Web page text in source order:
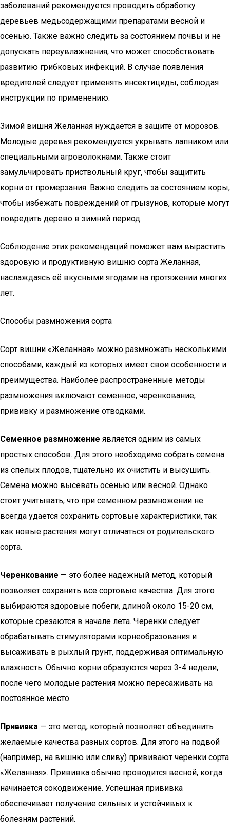
заболеваний рекомендуется проводить обработку
деревьев медьсодержащими препаратами весной и
осенью. Также важно следить за состоянием почвы и не
допускать переувлажнения, что может способствовать
развитию грибковых инфекций. В случае появления
вредителей следует применять инсектициды, соблюдая
инструкции по применению.
Зимой вишня Желанная нуждается в защите от морозов.
Молодые деревья рекомендуется укрывать лапником или
специальными агроволокнами. Также стоит
замульчировать приствольный круг, чтобы защитить
корни от промерзания. Важно следить за состоянием коры,
чтобы избежать повреждений от грызунов, которые могут
повредить дерево в зимний период.
Соблюдение этих рекомендаций поможет вам вырастить
здоровую и продуктивную вишню сорта Желанная,
наслаждаясь её вкусными ягодами на протяжении многих
лет.
Способы размножения сорта
Сорт вишни «Желанная» можно размножать несколькими
способами, каждый из которых имеет свои особенности и
преимущества. Наиболее распространенные методы
размножения включают семенное, черенкование,
прививку и размножение отводками.
Семенное размножение является одним из самых
простых способов. Для этого необходимо собрать семена
из спелых плодов, тщательно их очистить и высушить.
Семена можно высевать осенью или весной. Однако
стоит учитывать, что при семенном размножении не
всегда удается сохранить сортовые характеристики, так
как новые растения могут отличаться от родительского
сорта.
Черенкование — это более надежный метод, который
позволяет сохранить все сортовые качества. Для этого
выбираются здоровые побеги, длиной около 15-20 см,
которые срезаются в начале лета. Черенки следует
обрабатывать стимуляторами корнеобразования и
высаживать в рыхлый грунт, поддерживая оптимальную
влажность. Обычно корни образуются через 3-4 недели,
после чего молодые растения можно пересаживать на
постоянное место.
Прививка — это метод, который позволяет объединить
желаемые качества разных сортов. Для этого на подвой
(например, на вишню или сливу) прививают черенки сорта
«Желанная». Прививка обычно проводится весной, когда
начинается сокодвижение. Успешная прививка
обеспечивает получение сильных и устойчивых к
болезням растений.